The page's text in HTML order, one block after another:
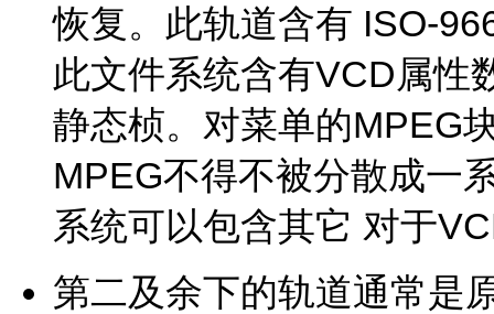
恢复。此轨道含有 ISO-
此文件系统含有VCD属性
静态桢。对菜单的MPEG
MPEG不得不被分散成一
系统可以包含其它 对于
第二及余下的轨道通常是